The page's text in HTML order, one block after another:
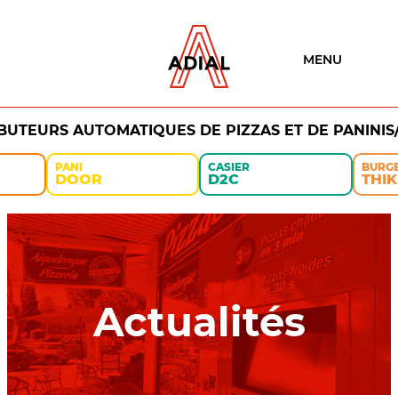
MENU
AUTOMATIQUES DE PIZZAS ET DE
PANI
DOOR
CASIER
D2C THIK
Actualités